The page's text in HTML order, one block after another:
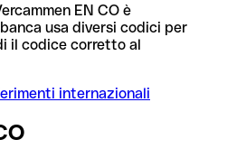
EN CO è
usa diversi codici per
il codice corretto al
internazionali